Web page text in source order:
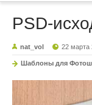
PSD-
nat_vol 22 марта
Шаблоны для